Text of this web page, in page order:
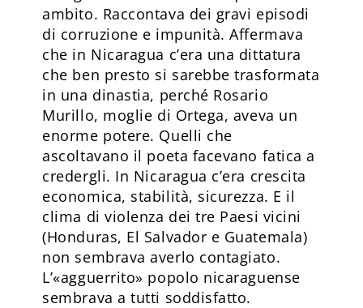
ambito. Raccontava dei gravi episodi
di corruzione e impunità. Affermava
che in Nicaragua c’era una dittatura
che ben presto si sarebbe trasformata
in una dinastia, perché Rosario
Murillo, moglie di Ortega, aveva un
enorme potere. Quelli che
ascoltavano il poeta facevano fatica a
credergli. In Nicaragua c’era crescita
economica, stabilità, sicurezza. E il
clima di violenza dei tre Paesi vicini
(Honduras, El Salvador e Guatemala)
non sembrava averlo contagiato.
L’«agguerrito» popolo nicaraguense
sembrava a tutti soddisfatto.